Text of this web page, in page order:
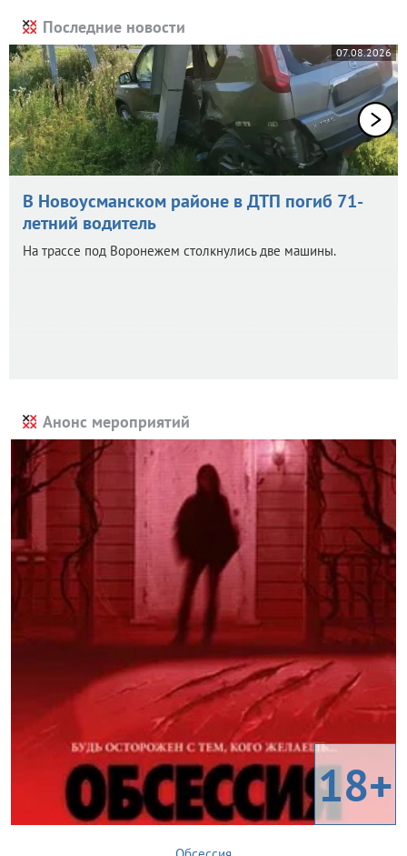
Последние новости
07.08.2026
В Новоусманском районе в ДТП погиб 71-
летний водитель
На трассе под Воронежем столкнулись две машины.
Анонс мероприятий
18+